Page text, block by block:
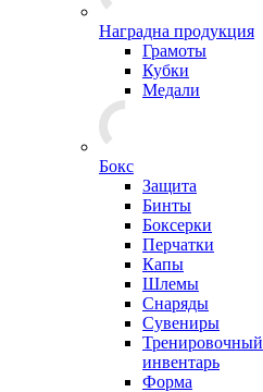
Наградна продукция
Грамоты
Кубки
Медали
Бокс
Защита
Бинты
Боксерки
Перчатки
Капы
Шлемы
Снаряды
Сувениры
Тренировочный
инвентарь
Форма